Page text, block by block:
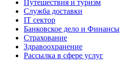
Путешествия и туризм
Служба доставки
IT сектор
Банковское дело и Финансы
Страхование
Здравоохранение
Рассылка в сфере услуг